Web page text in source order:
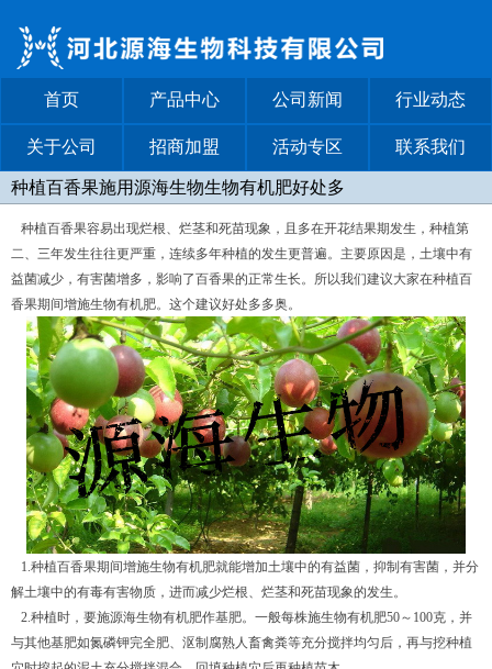
首页 产品中心 公司新闻 行业动态
关于公司 招商加盟 活动专区 联系我们
种植百香果施用源海生物生物有机肥好处多
种植百香果容易出现烂根、烂茎和死苗现象，且多在开花结果期发生，种植第
二、三年发生往往更严重，连续多年种植的发生更普遍。主要原因是，土壤中有
益菌减少，有害菌增多，影响了百香果的正常生长。所以我们建议大家在种植百
香果期间增施生物有机肥。这个建议好处多多奥。
1.种植百香果期间增施生物有机肥就能增加土壤中的有益菌，抑制有害菌，并分
解土壤中的有毒有害物质，进而减少烂根、烂茎和死苗现象的发生。
2.种植时，要施源海生物有机肥作基肥。一般每株施生物有机肥50～100克，并
与其他基肥如氮磷钾完全肥、沤制腐熟人畜禽粪等充分搅拌均匀后，再与挖种植